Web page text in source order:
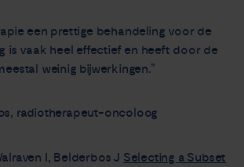
een prettige behandeling voor de
is vaak heel effectief en heeft door de
weinig bijwerkingen.”
radiotherapeut-oncoloog
I, Belderbos J Selecting a Subset